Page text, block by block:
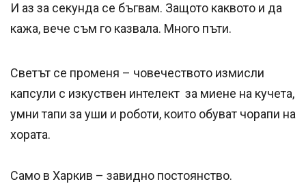
И аз за секунда се бъгвам. Защото каквото и да
кажа, вече съм го казвала. Много пъти.
Светът се променя – човечеството измисли
капсули с изкуствен интелект за миене на кучета,
умни тапи за уши и роботи, които обуват чорапи на
хората.
Само в Харкив – завидно постоянство.